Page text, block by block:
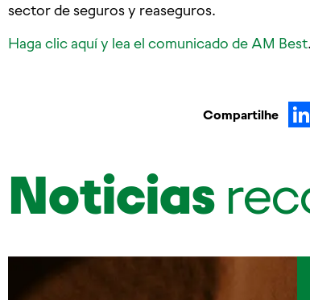
sector de seguros y reaseguros.
Haga clic aquí y lea el comunicado de AM Best.
Compartilhe
Noticias